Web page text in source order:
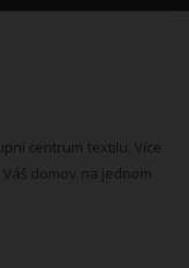
centrum textilu. Více
domov na jednom